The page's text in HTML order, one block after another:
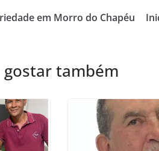
em Morro do Chapéu
gostar também